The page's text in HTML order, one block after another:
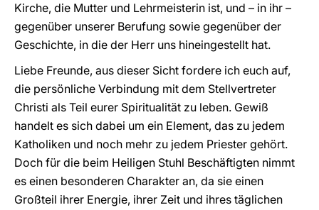
Kirche, die Mutter und Lehrmeisterin ist, und – in ihr –
gegenüber unserer Berufung sowie gegenüber der
Geschichte, in die der Herr uns hineingestellt hat.
Liebe Freunde, aus dieser Sicht fordere ich euch auf,
die persönliche Verbindung mit dem Stellvertreter
Christi als Teil eurer Spiritualität zu leben. Gewiß
handelt es sich dabei um ein Element, das zu jedem
Katholiken und noch mehr zu jedem Priester gehört.
Doch für die beim Heiligen Stuhl Beschäftigten nimmt
es einen besonderen Charakter an, da sie einen
Großteil ihrer Energie, ihrer Zeit und ihres täglichen